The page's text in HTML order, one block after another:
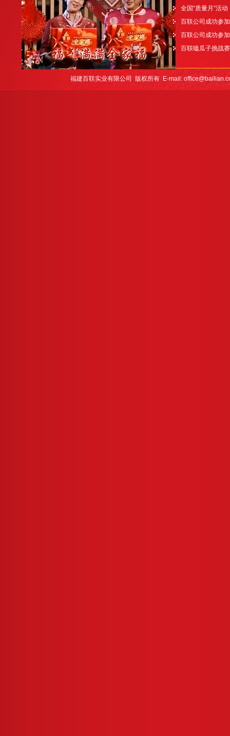
全国“质量月”活动
百联公司成功参
百联公司成功参
百联嗑瓜子挑战
福建百联实业有限公司 版权所有 E-mail: